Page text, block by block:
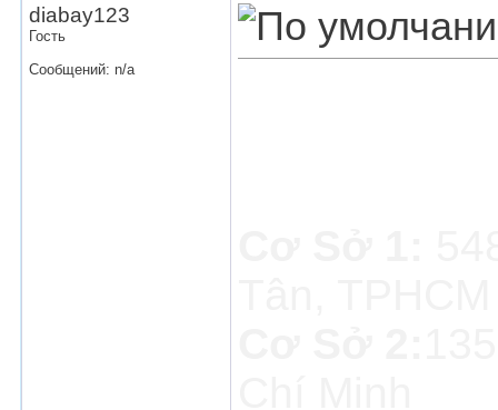
diabay123
Гость
Сообщений: n/a